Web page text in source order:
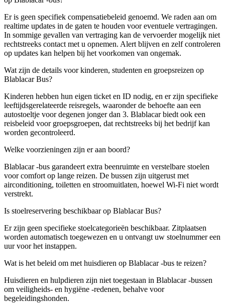
Er is geen specifiek compensatiebeleid genoemd. We raden aan om
realtime updates in de gaten te houden voor eventuele vertragingen.
In sommige gevallen van vertraging kan de vervoerder mogelijk niet
rechtstreeks contact met u opnemen. Alert blijven en zelf controleren
op updates kan helpen bij het voorkomen van ongemak.
Wat zijn de details voor kinderen, studenten en groepsreizen op
Blablacar Bus?
Kinderen hebben hun eigen ticket en ID nodig, en er zijn specifieke
leeftijdsgerelateerde reisregels, waaronder de behoefte aan een
autostoeltje voor degenen jonger dan 3. Blablacar biedt ook een
reisbeleid voor groepsgroepen, dat rechtstreeks bij het bedrijf kan
worden gecontroleerd.
Welke voorzieningen zijn er aan boord?
Blablacar -bus garandeert extra beenruimte en verstelbare stoelen
voor comfort op lange reizen. De bussen zijn uitgerust met
airconditioning, toiletten en stroomuitlaten, hoewel Wi-Fi niet wordt
verstrekt.
Is stoelreservering beschikbaar op Blablacar Bus?
Er zijn geen specifieke stoelcategorieën beschikbaar. Zitplaatsen
worden automatisch toegewezen en u ontvangt uw stoelnummer een
uur voor het instappen.
Wat is het beleid om met huisdieren op Blablacar -bus te reizen?
Huisdieren en hulpdieren zijn niet toegestaan ​​in Blablacar -bussen
om veiligheids- en hygiëne -redenen, behalve voor
begeleidingshonden.